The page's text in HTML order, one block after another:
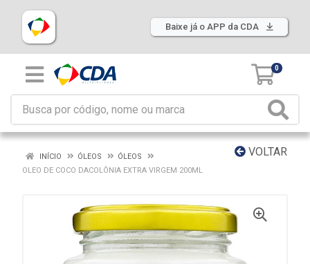
Baixe já o APP da CDA
0
VOLTAR
INÍCIO ÓLEOS
ÓLEOS
OLEO DE COCO DACOLÔNIA EXTRA VIRGEM 200ML